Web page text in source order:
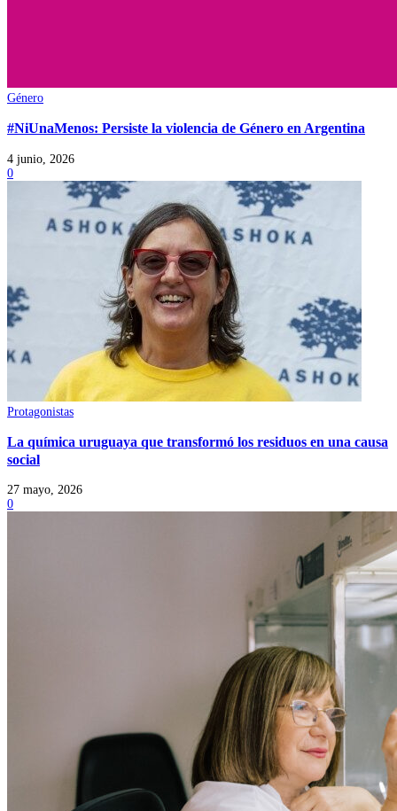
Género
#NiUnaMenos: Persiste la violencia de Género en Argentina
4 junio, 2026
0
Protagonistas
La química uruguaya que transformó los residuos en una causa
social
27 mayo, 2026
0